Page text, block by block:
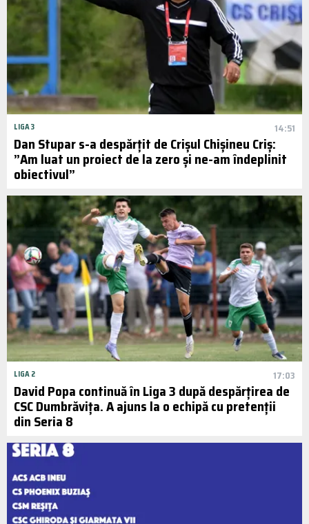
LIGA 3 14:51
Dan Stupar s-a despărțit de Crișul Chișineu Criș:
”Am luat un proiect de la zero și ne-am îndeplinit
obiectivul”
LIGA 2 17:03
David Popa continuă în Liga 3 după despărțirea de
CSC Dumbrăvița. A ajuns la o echipă cu pretenții
din Seria 8